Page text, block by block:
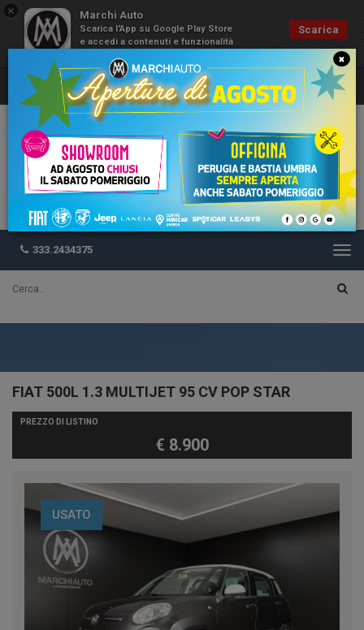
× Marchi Auto
Scarica l'App su Google Play Store
e accedi a contenuti e funzionalità
Scarica
333.2434375
FIAT 500L 1.3 MULTIJET 95 CV POP STAR
PREZZO DI LISTINO
€ 8.900
USATO
×